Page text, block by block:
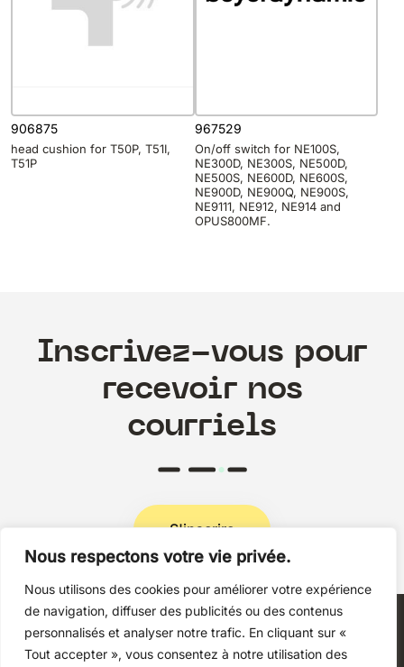
Nous respectons votre vie privée.
Nous utilisons des cookies pour améliorer votre expérience
de navigation, diffuser des publicités ou des contenus
personnalisés et analyser notre trafic. En cliquant sur «
Tout accepter », vous consentez à notre utilisation des
906875
head cushion for T50P, T51I,
T51P
967529
On/off switch for NE100S,
NE300D, NE300S, NE500D,
NE500S, NE600D, NE600S,
NE900D, NE900Q, NE900S,
NE9111, NE912, NE914 and
OPUS800MF.
Inscrivez-vous pour
recevoir nos
courriels
S'inscrire
Politique de confidentialité